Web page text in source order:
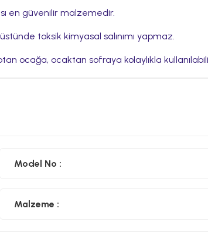
en güvenilir malzemedir.
toksik kimyasal salınımı yapmaz.
ocağa, ocaktan sofraya kolaylıkla
yalnızca gıda ile temasa uygun, kaliteli emaye
Model No :
Malzeme :